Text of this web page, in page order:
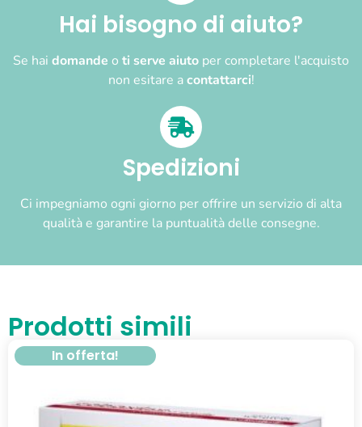
Hai bisogno di aiuto?
Se hai domande o ti serve aiuto per completare l'acquisto
non esitare acontattarci!
Spedizioni
Ci impegniamo ogni giorno per offrire un servizio di alta
qualità e garantire la puntualità delle consegne.
Prodotti simili
In offerta!